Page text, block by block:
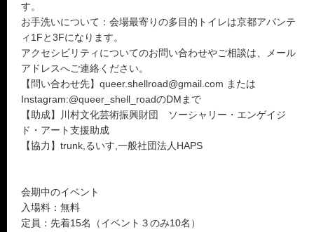
す。
お手洗いについて：会場最寄りの多目的トイレは京都アバンテ
ィ1Fと3Fになります。
アクセシビリティについてのお問い合わせやご相談は、メール
アドレスへご連絡ください。
【問い合わせ先】queer.shellroad@gmail.com または
Instagram:@queer_shell_roadのDMまで
【助成】川村文化芸術振興財団 ソーシャリー・エンゲイジ
ド・アート支援助成
【協力】trunk,るいす,一般社団法人HAPS
会期中のイベント
入場料：無料
定員：先着15名（イベント３のみ10名）